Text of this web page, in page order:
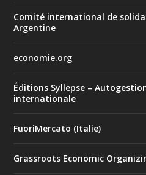
Comité international de
Argentine
economie.org
Éditions Syllepse –
internationale
FuoriMercato (Italie)
Grassroots Economic